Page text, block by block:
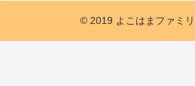
© 2019 よこはまファミリ